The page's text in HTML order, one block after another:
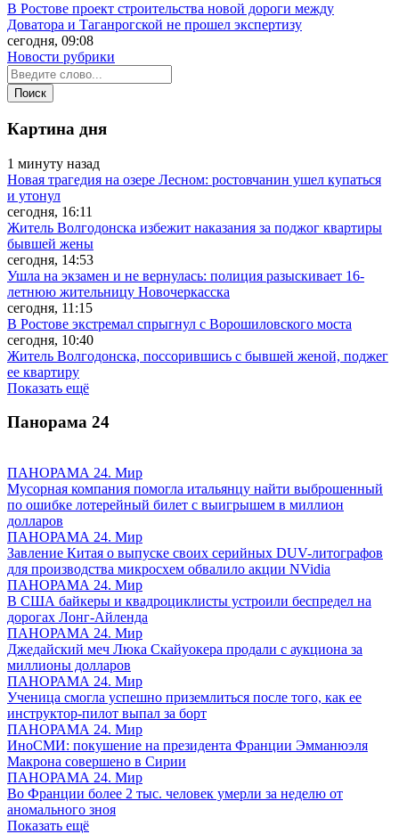
В Ростове проект строительства новой дороги между
Доватора и Таганрогской не прошел экспертизу
сегодня, 09:08
Новости рубрики
Картина дня
1 минуту назад
Новая трагедия на озере Лесном: ростовчанин ушел купаться
и утонул
сегодня, 16:11
Житель Волгодонска избежит наказания за поджог квартиры
бывшей жены
сегодня, 14:53
Ушла на экзамен и не вернулась: полиция разыскивает 16-
летнюю жительницу Новочеркасска
сегодня, 11:15
В Ростове экстремал спрыгнул с Ворошиловского моста
сегодня, 10:40
Житель Волгодонска, поссорившись с бывшей женой, поджег
ее квартиру
Показать ещё
Панорама 24
ПАНОРАМА 24. Мир
Мусорная компания помогла итальянцу найти выброшенный
по ошибке лотерейный билет с выигрышем в миллион
долларов
ПАНОРАМА 24. Мир
Завление Китая о выпуске своих серийных DUV-литографов
для производства микросхем обвалило акции NVidia
ПАНОРАМА 24. Мир
В США байкеры и квадроциклисты устроили беспредел на
дорогах Лонг-Айленда
ПАНОРАМА 24. Мир
Джедайский меч Люка Скайуокера продали с аукциона за
миллионы долларов
ПАНОРАМА 24. Мир
Ученица смогла успешно приземлиться после того, как ее
инструктор-пилот выпал за борт
ПАНОРАМА 24. Мир
ИноСМИ: покушение на президента Франции Эмманюэля
Макрона совершено в Сирии
ПАНОРАМА 24. Мир
Во Франции более 2 тыс. человек умерли за неделю от
аномального зноя
Показать ещё